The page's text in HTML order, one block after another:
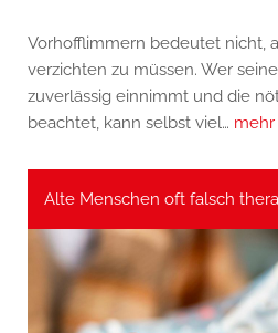
Vorhofflimmern bedeutet nicht,
verzichten zu müssen. Wer
zuverlässig einnimmt und die
beachtet, kann selbst viel… mehr
Alte Menschen oft falsch